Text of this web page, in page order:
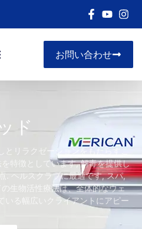
お問い合わせ
ド
とリラクゼーションをもたらすこ
を特徴としています, 解毒を提供し
. ヘルスクラブに最適です, スパ,
の生物活性療法は、全体的なウェ
いる幅広いクライアントにアピー